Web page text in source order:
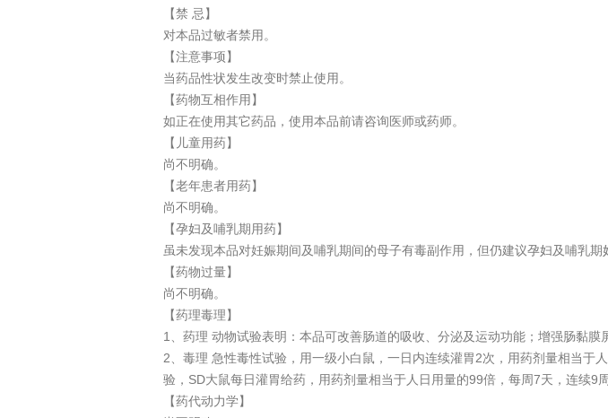
【禁 忌】
对本品过敏者禁用。
【注意事项】
当药品性状发生改变时禁止使用。
【药物互相作用】
如正在使用其它药品，使用本品前请咨询医师或药师。
【儿童用药】
尚不明确。
【老年患者用药】
尚不明确。
【孕妇及哺乳期用药】
虽未发现本品对妊娠期间及哺乳期间的母子有毒副作用，但仍建议孕妇及哺乳期
【药物过量】
尚不明确。
【药理毒理】
1、药理 动物试验表明：本品可改善肠道的吸收、分泌及运动功能；增强肠黏
2、毒理 急性毒性试验，用一级小白鼠，一日内连续灌胃2次，用药剂量相当
验，SD大鼠每日灌胃给药，用药剂量相当于人日用量的99倍，每周7天，连续9
【药代动力学】